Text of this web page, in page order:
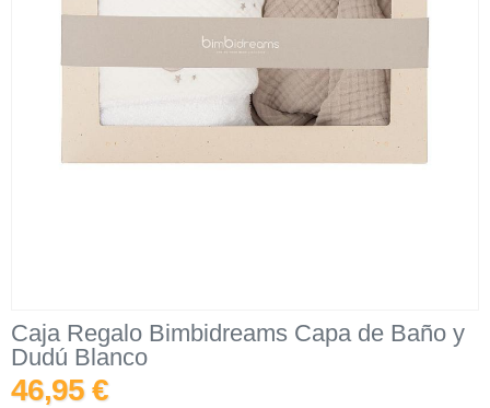
Caja Regalo Bimbidreams Capa de Baño y
Dudú Blanco
46,95 €